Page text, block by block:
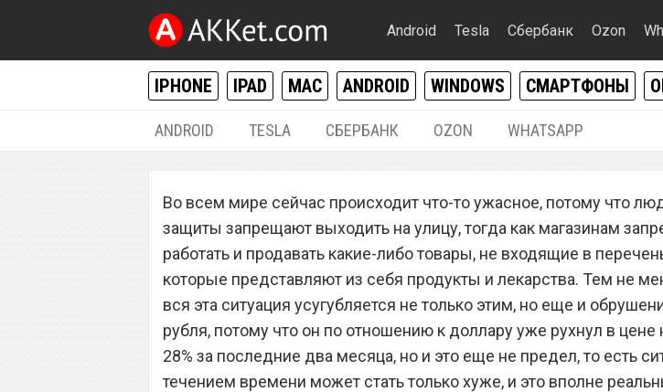
Android Tesla Сбербанк Ozon
IPHONE IPAD MAC ANDROID WINDOWS СМАРТФОНЫ
ANDROID TESLA СБЕРБАНК OZON WHATSAPP
Россияне в панике скупают
другую технику из-за будущего
Во всем мире сейчас происходит что-то ужасное, потому что
защиты запрещают выходить на улицу, тогда как магазинам
работать и продавать какие-либо товары, не входящие в
которые представляют из себя продукты и лекарства. Тем не
вся эта ситуация усугубляется не только этим, но еще и
рубля, потому что он по отношению к доллару уже рухнул в цене
28% за последние два месяца, но и это еще не предел, то есть
течением времени может стать только хуже, и это вполне